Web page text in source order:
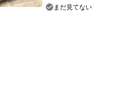
まだ見てない